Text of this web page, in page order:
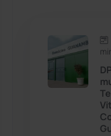
Candiba
Cândido Sales